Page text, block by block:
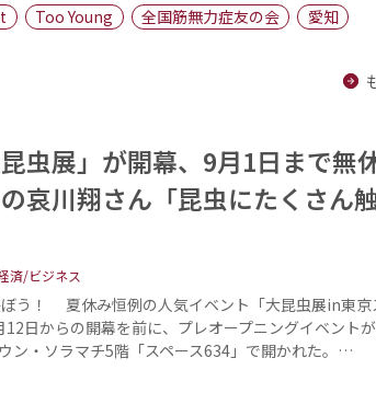
棋王戦
Too Young 全国筋無力症友の会
愛知
虫展」が開幕、9月1日まで
哀川翔さん「昆虫にたくさん
済/ビジネス
う！ 夏休み恒例の人気イベント「大昆虫展in東京
12日からの開幕を前に、プレオープニングイベント
ン・ソラマチ5階「スペース634」で開かれた。…